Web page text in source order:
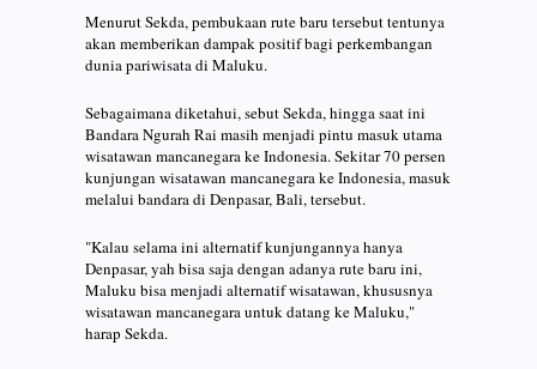
Menurut Sekda, pembukaan rute baru tersebut tentunya
akan memberikan dampak positif bagi perkembangan
dunia pariwisata di Maluku.
Sebagaimana diketahui, sebut Sekda, hingga saat ini
Bandara Ngurah Rai masih menjadi pintu masuk utama
wisatawan mancanegara ke Indonesia. Sekitar 70 persen
kunjungan wisatawan mancanegara ke Indonesia, masuk
melalui bandara di Denpasar, Bali, tersebut.
"Kalau selama ini alternatif kunjungannya hanya
Denpasar, yah bisa saja dengan adanya rute baru ini,
Maluku bisa menjadi alternatif wisatawan, khususnya
wisatawan mancanegara untuk datang ke Maluku,"
harap Sekda.